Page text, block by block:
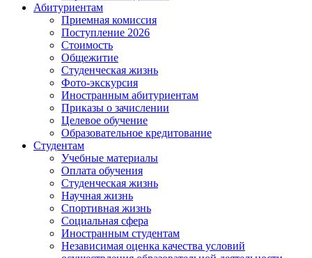
Абитуриентам
Приемная комиссия
Поступление 2026
Стоимость
Общежитие
Студенческая жизнь
Фото-экскурсия
Иностранным абитуриентам
Приказы о зачислении
Целевое обучение
Образовательное кредитование
Студентам
Учебные материалы
Оплата обучения
Студенческая жизнь
Научная жизнь
Спортивная жизнь
Социальная сфера
Иностранным студентам
Независимая оценка качества условий